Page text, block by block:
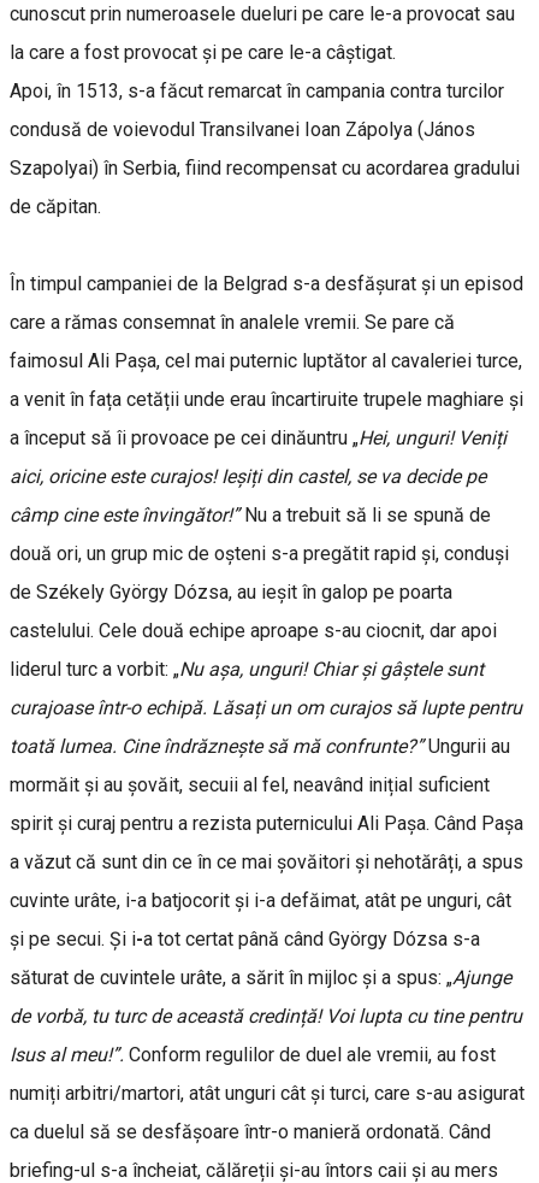
cunoscut prin numeroasele dueluri pe care le-a provocat sau
la care a fost provocat și pe care le-a câștigat.
Apoi, în 1513, s-a făcut remarcat în campania contra turcilor
condusă de voievodul Transilvanei Ioan Zápolya (János
Szapolyai) în Serbia, fiind recompensat cu acordarea gradului
de căpitan.
În timpul campaniei de la Belgrad s-a desfășurat și un episod
care a rămas consemnat în analele vremii. Se pare că
faimosul Ali Pașa, cel mai puternic luptător al cavaleriei turce,
a venit în fața cetății unde erau încartiruite trupele maghiare și
a început să îi provoace pe cei dinăuntru „Hei, unguri! Veniți
aici, oricine este curajos! Ieșiți din castel, se va decide pe
câmp cine este învingător!”Nu a trebuit să li se spună de
două ori, un grup mic de oșteni s-a pregătit rapid și, conduși
de Székely György Dózsa, au ieșit în galop pe poarta
castelului. Cele două echipe aproape s-au ciocnit, dar apoi
liderul turc a vorbit: „Nu așa, unguri! Chiar și gâștele sunt
curajoase într-o echipă. Lăsați un om curajos să lupte pentru
toată lumea. Cine îndrăznește să mă confrunte?”Ungurii au
mormăit și au șovăit, secuii al fel, neavând inițial suficient
spirit și curaj pentru a rezista puternicului Ali Pașa. Când Pașa
a văzut că sunt din ce în ce mai șovăitori și nehotărâți, a spus
cuvinte urâte, i-a batjocorit și i-a defăimat, atât pe unguri, cât
și pe secui. Și i-a tot certat până când György Dózsa s-a
săturat de cuvintele urâte, a sărit în mijloc și a spus: „Ajunge
de vorbă, tu turc de această credință! Voi lupta cu tine pentru
Isus al meu!”. Conform regulilor de duel ale vremii, au fost
numiți arbitri/martori, atât unguri cât și turci, care s-au asigurat
ca duelul să se desfășoare într-o manieră ordonată. Când
briefing-ul s-a încheiat, călăreții și-au întors caii și au mers